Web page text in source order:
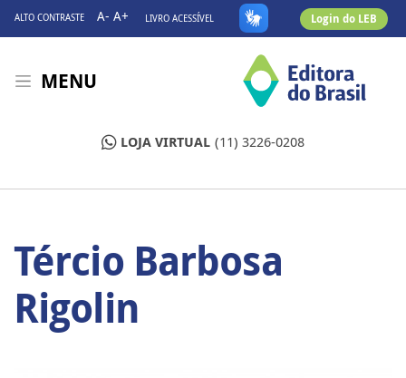
ALTO CONTRASTE A- A+ LIVRO ACESSÍVEL Login do LEB
MENU
LOJA VIRTUAL (11) 3226-0208
Tércio Barbosa
Rigolin